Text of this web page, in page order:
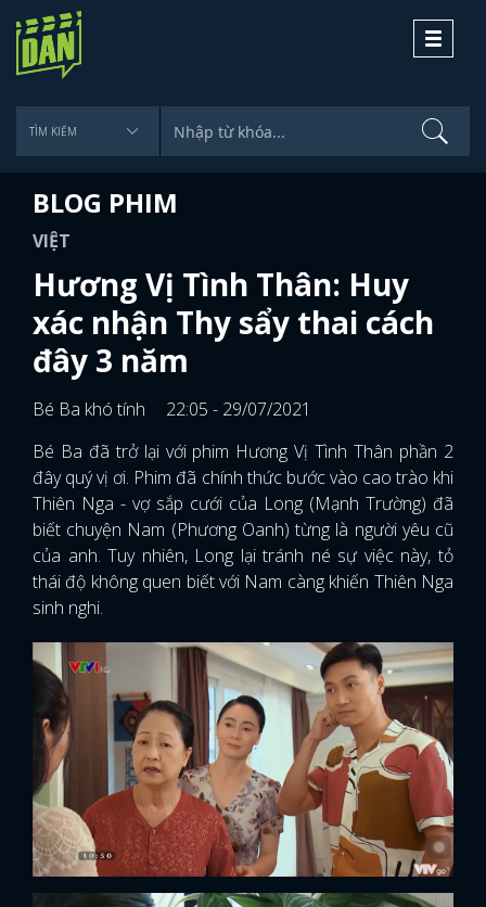
Toggle
BLOG PHIM
VIỆT
Hương Vị Tình Thân: Huy
xác nhận Thy sẩy thai cách
đây 3 năm
Bé Ba khó tính
22:05 - 29/07/2021
Bé Ba đã trở lại với phim Hương Vị Tình Thân phần 2
đây quý vị ơi. Phim đã chính thức bước vào cao trào khi
Thiên Nga - vợ sắp cưới của Long (Mạnh Trường) đã
biết chuyện Nam (Phương Oanh) từng là người yêu cũ
của anh. Tuy nhiên, Long lại tránh né sự việc này, tỏ
thái độ không quen biết với Nam càng khiến Thiên Nga
sinh nghi.